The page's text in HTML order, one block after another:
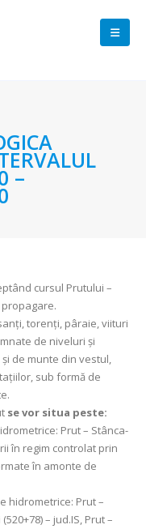
–
cursul Prutului –
torenți, pâraie, viituri
de niveluri și
de munte din vestul,
sub formă de
se vor situa peste:
Prut – Stânca-
în regim controlat prin
în amonte de
hidrometrice: Prut –
– jud.IS, Prut –